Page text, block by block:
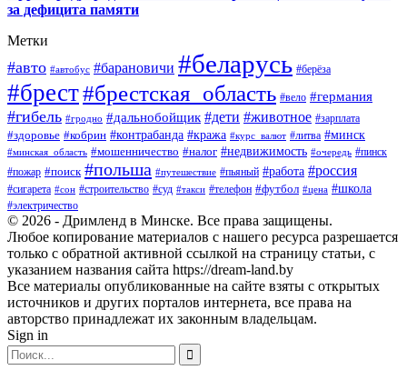
за дефицита памяти
Метки
#авто #автобус #барановичи #беларусь #берёза
#брест#брестская_область #вело #германия
#гибель #гродно #дальнобойщик #дети #животное #зарплата
#здоровье #кобрин #контрабанда #кража #курс_валют #литва #минск
#минская_область #мошенничество #налог #недвижимость #очередь #пинск
#пожар #поиск #польша #путешествие #пьяный #работа #россия
#сигарета #сон #строительство #суд #такси #телефон #футбол #цена #школа
#электричество
© 2026 - Дримленд в Минске. Все права защищены.
Любое копирование материалов с нашего ресурса разрешается
только с обратной активной ссылкой на страницу статьи, с
указанием названия сайта https://dream-land.by
Все материалы опубликованные на сайте взяты с открытых
источников и других порталов интернета, все права на
авторство принадлежат их законным владельцам.
Sign in